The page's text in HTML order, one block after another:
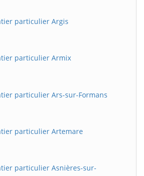
particulier Argis
particulier Armix
particulier Ars-sur-Formans
particulier Artemare
particulier Asnières-sur-